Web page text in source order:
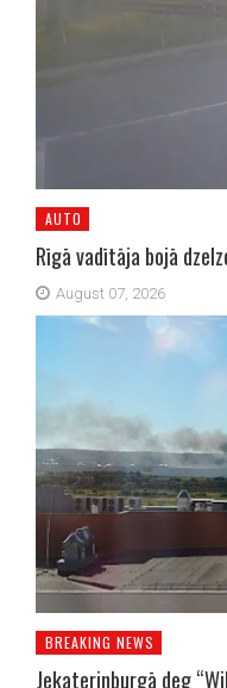
AUTO
Rīgā vadītāja bojā
August 07, 2026
BREAKING NEWS
Jekaterinburgā deg